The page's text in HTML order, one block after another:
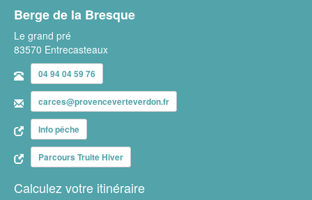
Berge de la Bresque
Le grand pré
83570 Entrecasteaux
04 94 04 59 76
carces@provenceverteverdon.fr
Info pêche
Parcours Truite Hiver
Calculez votre itinéraire